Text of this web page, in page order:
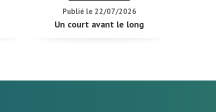
Publié le 22/07/2026
Un court avant le long